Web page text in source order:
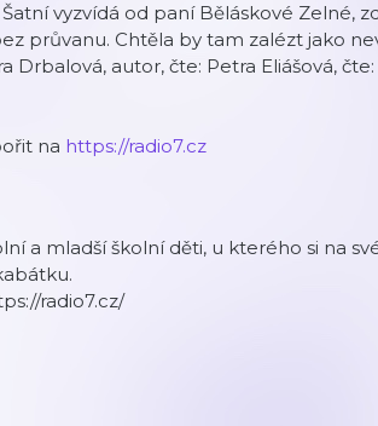
vyzvídá od paní Běláskové Zelné,
průvanu. Chtěla by tam zalézt jako
Drbalová, autor, čte: Petra Eliášová,
na https://radio7.cz
a mladší školní děti, u kterého si na
radio7.cz/